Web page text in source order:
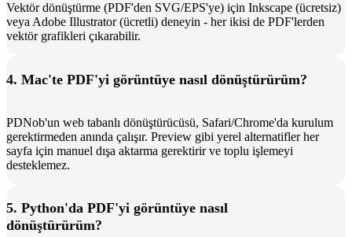
Vektör dönüştürme (PDF'den SVG/EPS'ye) için Inkscape (ücretsiz)
veya Adobe Illustrator (ücretli) deneyin - her ikisi de PDF'lerden
vektör grafikleri çıkarabilir.
4. Mac'te PDF'yi görüntüye nasıl dönüştürürüm?
PDNob'un web tabanlı dönüştürücüsü, Safari/Chrome'da kurulum
gerektirmeden anında çalışır. Preview gibi yerel alternatifler her
sayfa için manuel dışa aktarma gerektirir ve toplu işlemeyi
desteklemez.
5. Python'da PDF'yi görüntüye nasıl
dönüştürürüm?